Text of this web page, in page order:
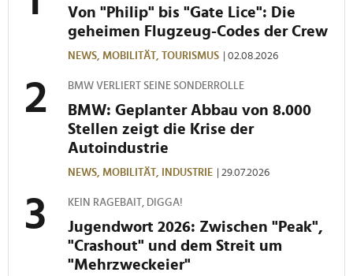
Von "Philip" bis "Gate Lice": Die
geheimen Flugzeug-Codes der Crew
NEWS, MOBILITÄT, TOURISMUS | 02.08.2026
BMW VERLIERT SEINE SONDERROLLE
BMW: Geplanter Abbau von 8.000
Stellen zeigt die Krise der
Autoindustrie
NEWS, MOBILITÄT, INDUSTRIE | 29.07.2026
KEIN RAGEBAIT, DIGGA!
Jugendwort 2026: Zwischen "Peak",
"Crashout" und dem Streit um
"Mehrzweckeier"